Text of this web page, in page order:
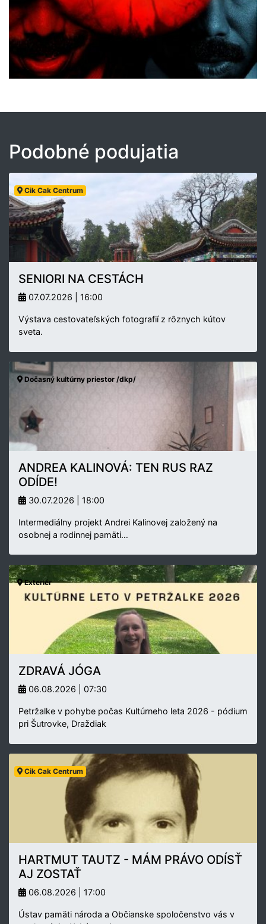
Podobné podujatia
Cik Cak Centrum
SENIORI NA CESTÁCH
07.07.2026 | 16:00
Výstava cestovateľských fotografií z rôznych kútov
sveta.
Dočasný kultúrny priestor /dkp/
ANDREA KALINOVÁ: TEN RUS RAZ
ODÍDE!
30.07.2026 | 18:00
Intermediálny projekt Andrei Kalinovej založený na
osobnej a rodinnej pamäti…
Exteriér
ZDRAVÁ JÓGA
06.08.2026 | 07:30
Petržalke v pohybe počas Kultúrneho leta 2026 - pódium
pri Šutrovke, Draždiak
Cik Cak Centrum
HARTMUT TAUTZ - MÁM PRÁVO ODÍSŤ
AJ ZOSTAŤ
06.08.2026 | 17:00
Ústav pamäti národa a Občianske spoločenstvo vás v